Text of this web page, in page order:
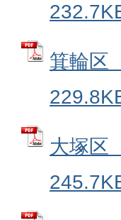
箕輪区
大塚区